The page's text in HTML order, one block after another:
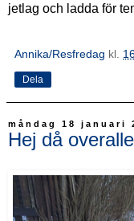
jetlag och ladda för
Annika/Resfredag kl.
Dela
måndag 18 januari
Hej då